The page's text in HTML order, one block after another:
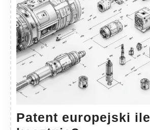
Patent europejski ile